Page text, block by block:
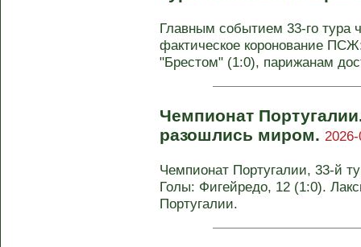
Главным событием 33-го тура
фактическое коронование
"Брестом" (1:0), парижанам
Чемпионат
разошлись миром.
Чемпионат Португалии, 33-й
Голы: Фигейредо, 12 (1:0).
Португалии.